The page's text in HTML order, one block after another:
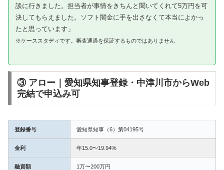
談に行きました。担当者が事情をきちんと聞いてくれて5万円を可
決してもらえました。ソフト闇金に手を出さなくて本当によかっ
たと思っています」
※ケーススタディです。審査通過を保証するものではありません
③ アロー｜愛知県知事登録・中津川市からWeb
完結で申込み可
登録番号 愛知県知事（6）第04195号
金利 年15.0〜19.94%
融資額 1万〜200万円